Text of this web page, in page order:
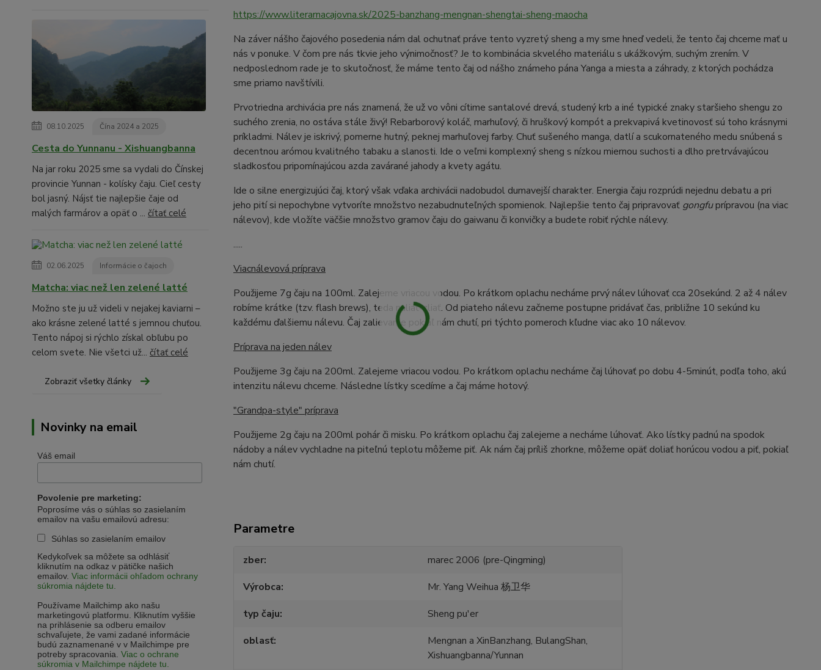
08.10.2025 Čína 2024 a 2025
Cesta do Yunnanu - Xishuangbanna
Na jar roku 2025 sme sa vydali do Čínskej
provincie Yunnan - kolísky čaju. Cieľ cesty
bol jasný. Nájsť tie najlepšie čaje od
malých farmárov a opäť o ... čítať celé
02.06.2025 Informácie o čajoch
Matcha: viac než len zelené latté
Možno ste ju už videli v nejakej kaviarni –
ako krásne zelené latté s jemnou chuťou.
Tento nápoj si rýchlo získal obľubu po
celom svete. Nie všetci už... čítať celé
Zobraziť všetky články
Novinky na email
Váš email
Povolenie pre marketing:
Poprosíme vás o súhlas so zasielaním
emailov na vašu emailovú adresu:
Súhlas so zasielaním emailov
Kedykoľvek sa môžete sa odhlásiť
kliknutím na odkaz v pätičke našich
emailov. Viac informácii ohľadom ochrany
súkromia nájdete tu.
Používame Mailchimp ako našu
marketingovú platformu. Kliknutím vyššie
na prihlásenie sa odberu emailov
schvaľujete, že vami zadané informácie
budú zaznamenané v v Mailchimpe pre
potreby spracovania. Viac o ochrane
súkromia v Mailchimpe nájdete tu.
https://www.literarnacajovna.sk/2025-banzhang-mengnan-shengtai-sheng-maocha
Na záver nášho čajového posedenia nám dal ochutnať práve tento vyzretý sheng a my sme hneď vedeli, že tento čaj chceme mať u
nás v ponuke. V čom pre nás tkvie jeho výnimočnosť? Je to kombinácia skvelého materiálu s ukážkovým, suchým zrením. V
nedposlednom rade je to skutočnosť, že máme tento čaj od nášho známeho pána Yanga a miesta a záhrady, z ktorých pochádza
sme priamo navštívili.
Prvotriedna archivácia pre nás znamená, že už vo vôni cítime santalové drevá, studený krb a iné typické znaky staršieho shengu zo
suchého zrenia, no ostáva stále živý! Rebarborový koláč, marhuľový, či hruškový kompót a prekvapivá kvetinovosť sú toho krásnymi
príkladmi. Nálev je iskrivý, pomerne hutný, peknej marhuľovej farby. Chuť sušeného manga, datlí a scukornateného medu snúbená s
decentnou arómou kvalitného tabaku a slanosti. Ide o veľmi komplexný sheng s nízkou miernou suchosti a dlho pretrvávajúcou
sladkosťou pripomínajúcou azda zavárané jahody a kvety agátu.
Ide o silne energizujúci čaj, ktorý však vďaka archivácii nadobudol dumavejší charakter. Energia čaju rozprúdi nejednu debatu a pri
jeho pití si nepochybne vytvoríte množstvo nezabudnuteľných spomienok. Najlepšie tento čaj pripravovať gongfuprípravou (na viac
nálevov), kde vložíte väčšie množstvo gramov čaju do gaiwanu či konvičky a budete robiť rýchle nálevy.
.....
Viacnálevová príprava
Použijeme 7g čaju na 100ml. Zalejeme vriacou vodou. Po krátkom oplachu necháme prvý nálev lúhovať cca 20sekúnd. 2 až 4 nálev
robíme krátke (tzv. flash brews), teda naliať-zliať. Od piateho nálevu začneme postupne pridávať čas, približne 10 sekúnd ku
každému ďalšiemu nálevu. Čaj zalievame pokiaľ nám chutí, pri týchto pomeroch kľudne viac ako 10 nálevov.
Príprava na jeden nálev
Použijeme 3g čaju na 200ml. Zalejeme vriacou vodou. Po krátkom oplachu necháme čaj lúhovať po dobu 4-5minút, podľa toho, akú
intenzitu nálevu chceme. Následne lístky scedíme a čaj máme hotový.
"Grandpa-style" príprava
Použijeme 2g čaju na 200ml pohár či misku. Po krátkom oplachu čaj zalejeme a necháme lúhovať. Ako lístky padnú na spodok
nádoby a nálev vychladne na piteľnú teplotu môžeme piť. Ak nám čaj príliš zhorkne, môžeme opäť doliať horúcou vodou a piť, pokiaľ
nám chutí.
Parametre
zber
marec 2006 (pre-Qingming)
Výrobca
Mr. Yang Weihua 杨卫华
typ čaju
Sheng pu'er
oblasť
Mengnan a XinBanzhang, BulangShan,
Xishuangbanna/Yunnan